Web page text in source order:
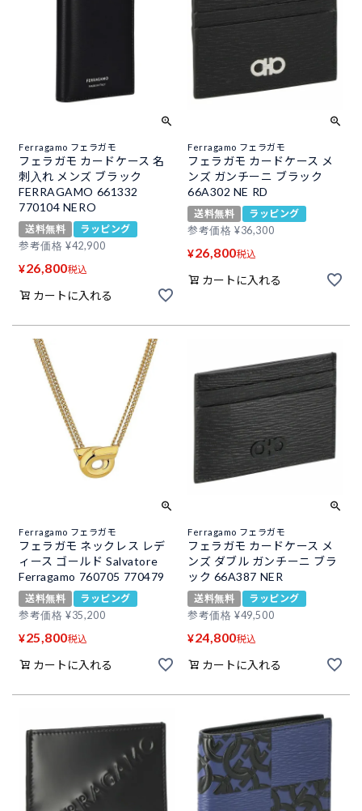
Ferragamo フェラガモ
フェラガモ カードケース 名
刺入れ メンズ ブラック
FERRAGAMO 661332
770104 NERO
送料無料
ラッピング
参考価格 ¥42,900
¥26,800税込
カートに入れる
Ferragamo フェラガモ
フェラガモ カードケース メ
ンズ ガンチーニ ブラック
66A302 NE RD
送料無料
ラッピング
参考価格 ¥36,300
¥26,800税込
カートに入れる
Ferragamo フェラガモ
フェラガモ ネックレス レデ
ィース ゴールド Salvatore
Ferragamo 760705 770479
送料無料
ラッピング
参考価格 ¥35,200
¥25,800税込
カートに入れる
Ferragamo フェラガモ
フェラガモ カードケース メ
ンズ ダブル ガンチーニ ブラ
ック 66A387 NER
送料無料
ラッピング
参考価格 ¥49,500
¥24,800税込
カートに入れる